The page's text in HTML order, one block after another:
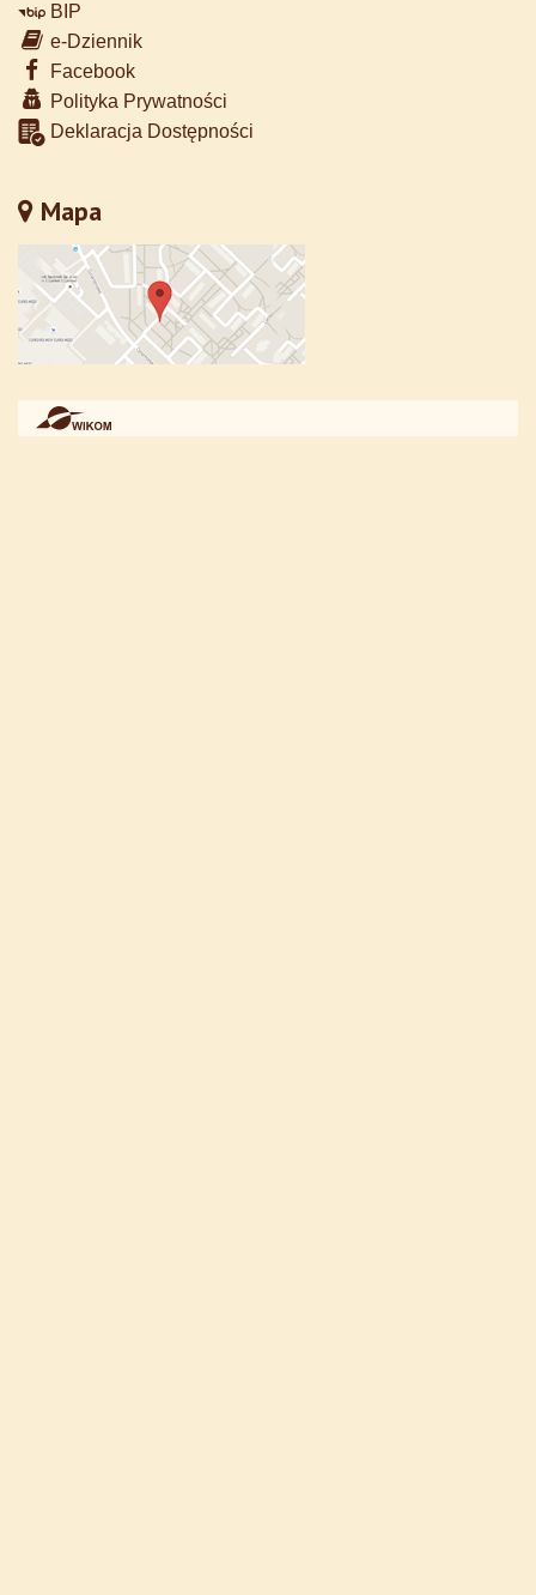
BIP
e-Dziennik
Facebook
Polityka Prywatności
Deklaracja Dostępności
Mapa